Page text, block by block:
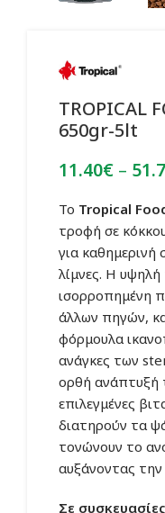
TROPICAL
650gr-5lt
11.40€ –
Το Tropical
τροφή σε
για
λίμνες. Η υψηλή
ισορροπημένη
άλλων πηγών,
φόρμουλα
ανάγκες των
ορθή ανάπτυξή
επιλεγμένες
διατηρούν τα
τονώνουν το
αυξάνοντας την
Σε